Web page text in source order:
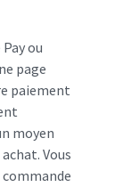
ou
page
paiement
moyen
Vous